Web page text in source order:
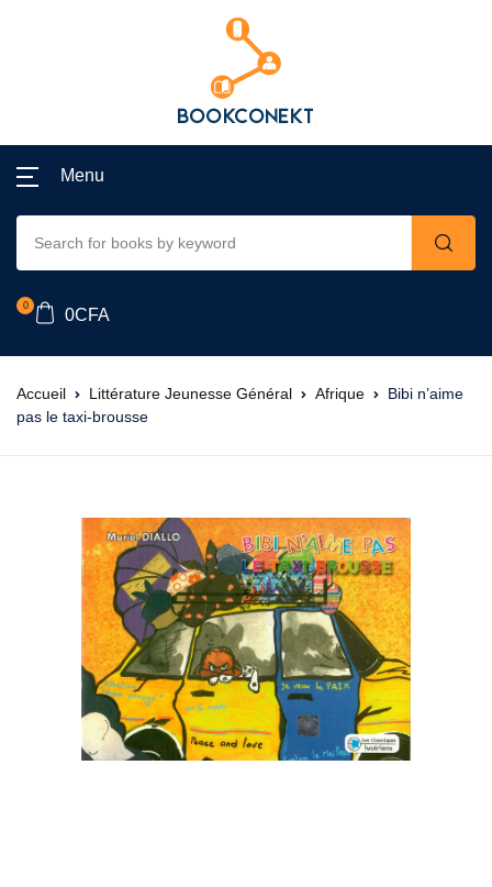
Menu
0
0CFA
Accueil Littérature Jeunesse Général Afrique
Bibi n’aime
pas le taxi-brousse